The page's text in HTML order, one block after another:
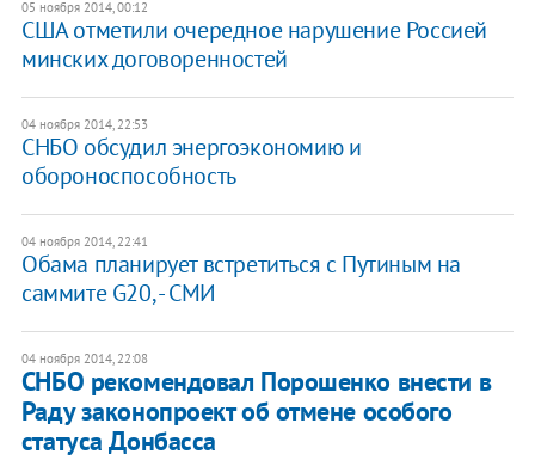
05 ноября 2014, 00:12
США отметили очередное нарушение Россией
минских договоренностей
04 ноября 2014, 22:53
СНБО обсудил энергоэкономию и
обороноспособность
04 ноября 2014, 22:41
Обама планирует встретиться с Путиным на
саммите G20, - СМИ
04 ноября 2014, 22:08
СНБО рекомендовал Порошенко внести в
Раду законопроект об отмене особого
статуса Донбасса